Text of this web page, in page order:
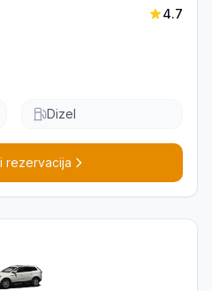
4.7
Dizel
rezervacija